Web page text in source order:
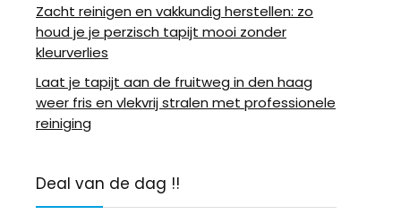
Zacht reinigen en vakkundig herstellen: zo
houd je je perzisch tapijt mooi zonder
kleurverlies
Laat je tapijt aan de fruitweg in den haag
weer fris en vlekvrij stralen met professionele
reiniging
Deal van de dag !!